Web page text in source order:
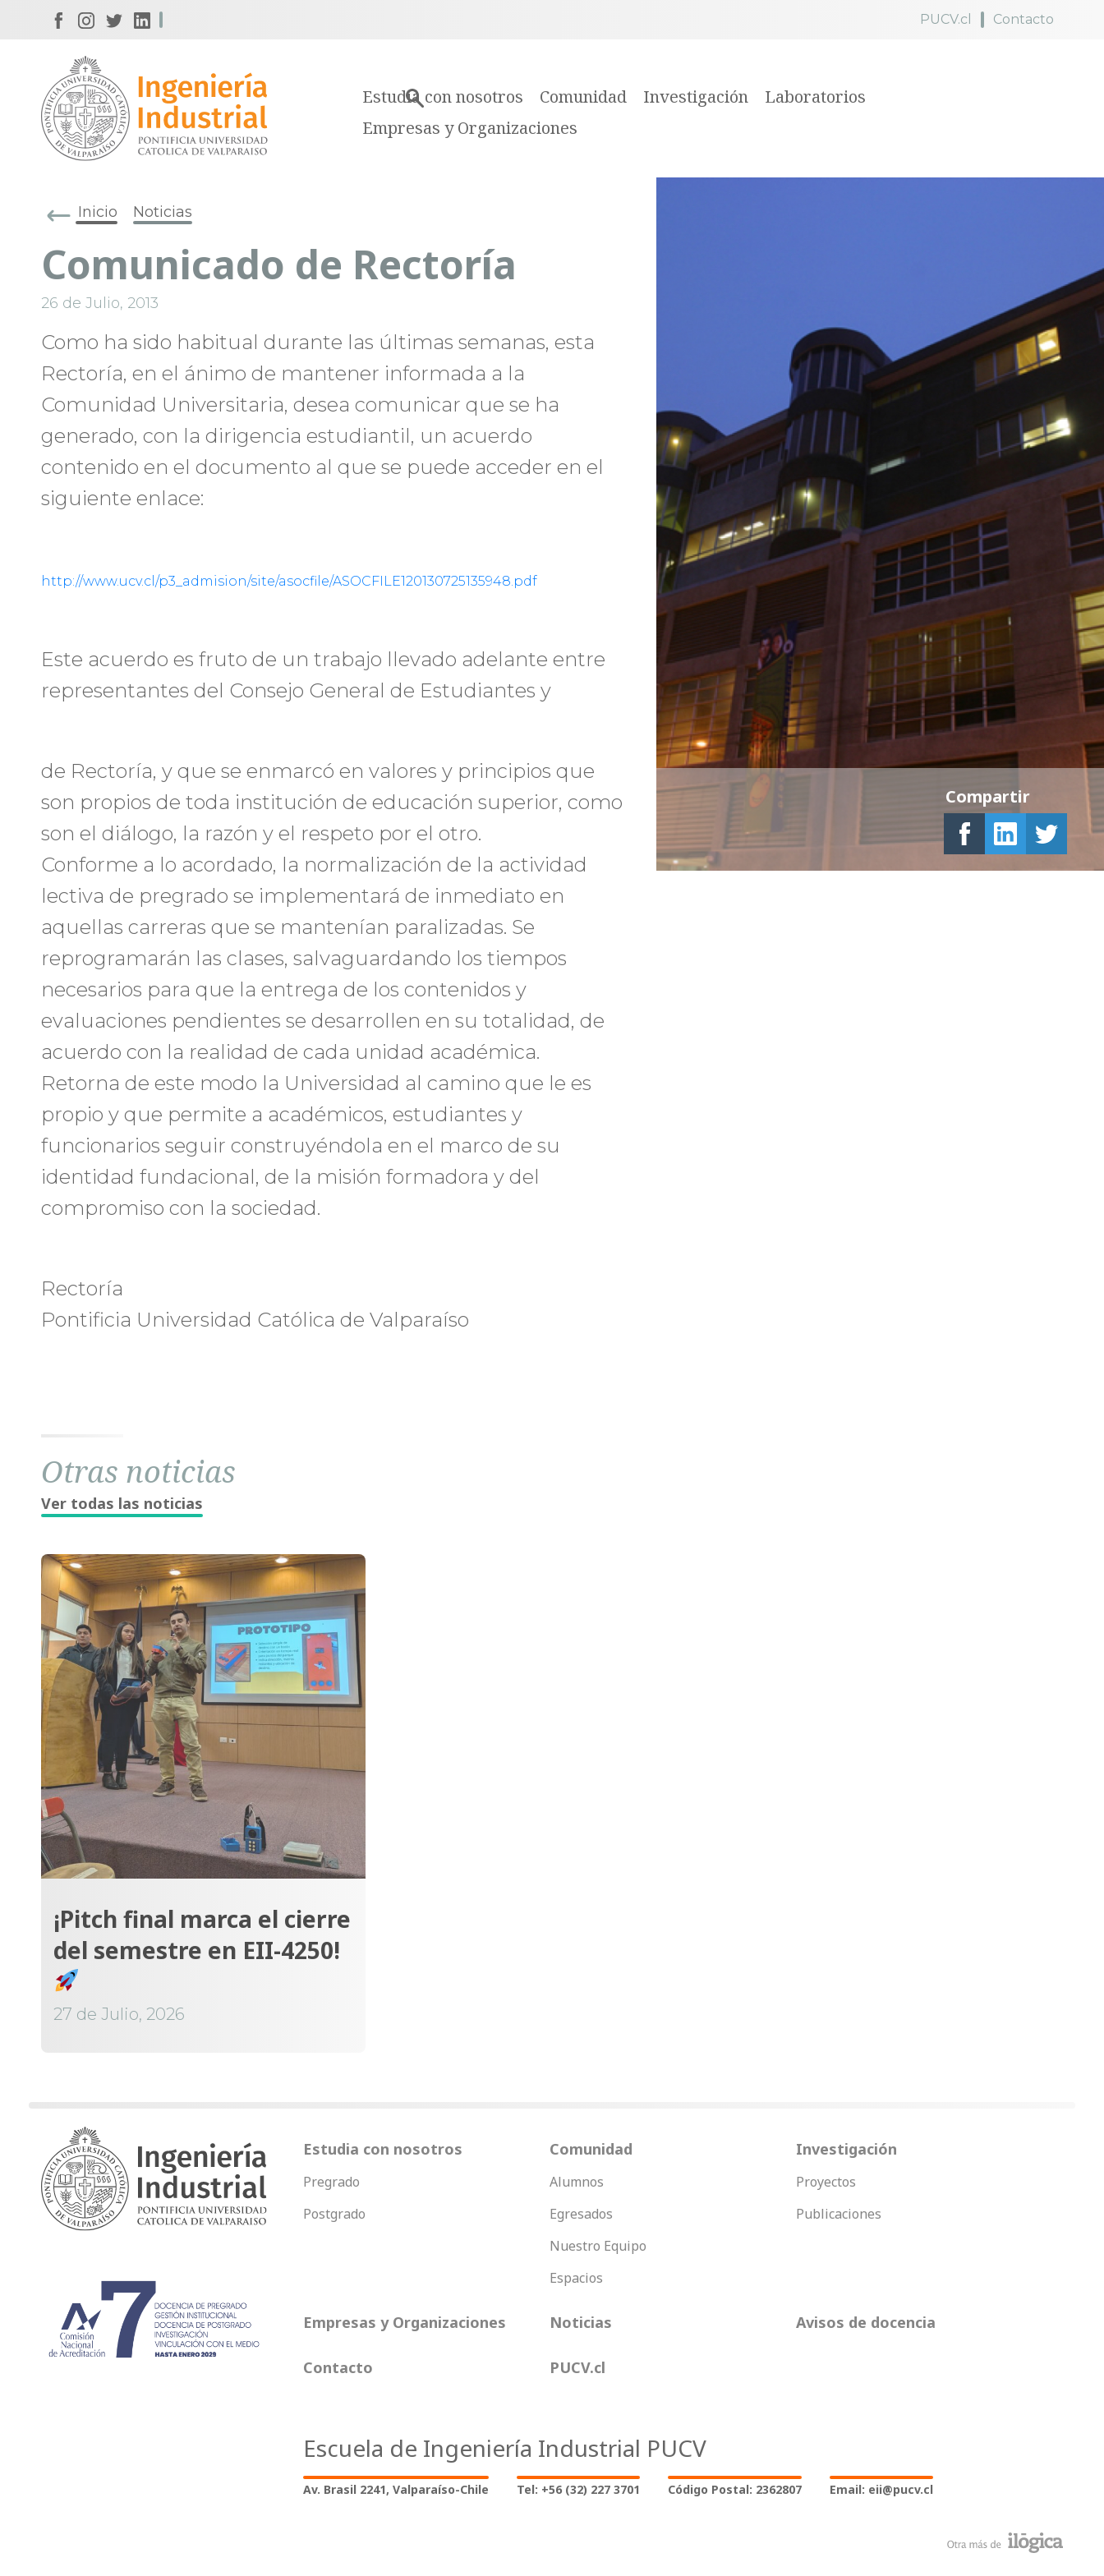
PUCV.cl Contacto
Estudia con nosotros Comunidad Investigación
Laboratorios
Empresas y Organizaciones
Inicio Noticias
Comunicado de Rectoría
26 de Julio, 2013
Como ha sido habitual durante las últimas semanas, esta
Rectoría, en el ánimo de mantener informada a la
Comunidad Universitaria, desea comunicar que se ha
generado, con la dirigencia estudiantil, un acuerdo
contenido en el documento al que se puede acceder en el
siguiente enlace:
http://www.ucv.cl/p3_admision/site/asocfile/ASOCFILE120130725135948.pdf
Este acuerdo es fruto de un trabajo llevado adelante entre
representantes del Consejo General de Estudiantes y
de Rectoría, y que se enmarcó en valores y principios que
son propios de toda institución de educación superior, como
son el diálogo, la razón y el respeto por el otro.
Conforme a lo acordado, la normalización de la actividad
lectiva de pregrado se implementará de inmediato en
aquellas carreras que se mantenían paralizadas. Se
reprogramarán las clases, salvaguardando los tiempos
necesarios para que la entrega de los contenidos y
evaluaciones pendientes se desarrollen en su totalidad, de
acuerdo con la realidad de cada unidad académica.
Retorna de este modo la Universidad al camino que le es
propio y que permite a académicos, estudiantes y
funcionarios seguir construyéndola en el marco de su
identidad fundacional, de la misión formadora y del
compromiso con la sociedad.
Rectoría
Pontificia Universidad Católica de Valparaíso
Compartir
Otras noticias
Ver todas las noticias
¡Pitch final marca el cierre
del semestre en EII-4250!
27 de Julio, 2026
Estudia con nosotros
Pregrado
Postgrado
Comunidad
Alumnos
Egresados
Nuestro Equipo
Espacios
Investigación
Proyectos
Publicaciones
Empresas y Organizaciones Noticias Avisos de docencia
Contacto PUCV.cl
Escuela de Ingeniería Industrial PUCV
Av. Brasil 2241, Valparaíso-Chile Tel: +56 (32) 227 3701 Código Postal: 2362807 Email: eii@pucv.cl